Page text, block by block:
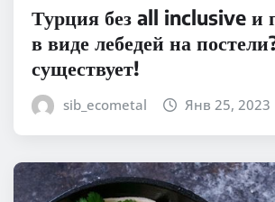
Турция без all inclusive и
в виде лебедей на
существует!
sib_ecometal Янв 25, 2023